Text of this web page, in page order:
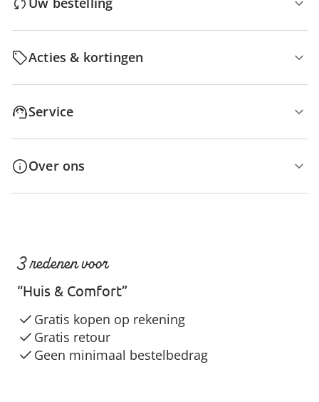
Acties & kortingen
Service
Over ons
3 redenen voor
“Huis & Comfort”
Gratis kopen op rekening
Gratis retour
Geen minimaal bestelbedrag